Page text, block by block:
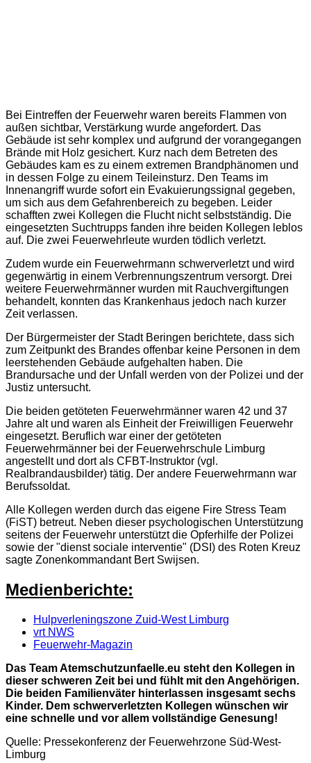
Bei Eintreffen der Feuerwehr waren bereits Flammen von
außen sichtbar, Verstärkung wurde angefordert. Das
Gebäude ist sehr komplex und aufgrund der vorangegangen
Brände mit Holz gesichert. Kurz nach dem Betreten des
Gebäudes kam es zu einem extremen Brandphänomen und
in dessen Folge zu einem Teileinsturz. Den Teams im
Innenangriff wurde sofort ein Evakuierungssignal gegeben,
um sich aus dem Gefahrenbereich zu begeben. Leider
schafften zwei Kollegen die Flucht nicht selbstständig. Die
eingesetzten Suchtrupps fanden ihre beiden Kollegen leblos
auf. Die zwei Feuerwehrleute wurden tödlich verletzt.
Zudem wurde ein Feuerwehrmann schwerverletzt und wird
gegenwärtig in einem Verbrennungszentrum versorgt. Drei
weitere Feuerwehrmänner wurden mit Rauchvergiftungen
behandelt, konnten das Krankenhaus jedoch nach kurzer
Zeit verlassen.
Der Bürgermeister der Stadt Beringen berichtete, dass sich
zum Zeitpunkt des Brandes offenbar keine Personen in dem
leerstehenden Gebäude aufgehalten haben. Die
Brandursache und der Unfall werden von der Polizei und der
Justiz untersucht.
Die beiden getöteten Feuerwehrmänner waren 42 und 37
Jahre alt und waren als Einheit der Freiwilligen Feuerwehr
eingesetzt. Beruflich war einer der getöteten
Feuerwehrmänner bei der Feuerwehrschule Limburg
angestellt und dort als CFBT-Instruktor (vgl.
Realbrandausbilder) tätig. Der andere Feuerwehrmann war
Berufssoldat.
Alle Kollegen werden durch das eigene Fire Stress Team
(FiST) betreut. Neben dieser psychologischen Unterstützung
seitens der Feuerwehr unterstützt die Opferhilfe der Polizei
sowie der "dienst sociale interventie" (DSI) des Roten Kreuz
sagte Zonenkommandant Bert Swijsen.
Medienberichte:
Hulpverleningszone Zuid-West Limburg
vrt NWS
Feuerwehr-Magazin
Das Team Atemschutzunfaelle.eu steht den Kollegen in
dieser schweren Zeit bei und fühlt mit den Angehörigen.
Die beiden Familienväter hinterlassen insgesamt sechs
Kinder. Dem schwerverletzten Kollegen wünschen wir
eine schnelle und vor allem vollständige Genesung!
Quelle: Pressekonferenz der Feuerwehrzone Süd-West-
Limburg